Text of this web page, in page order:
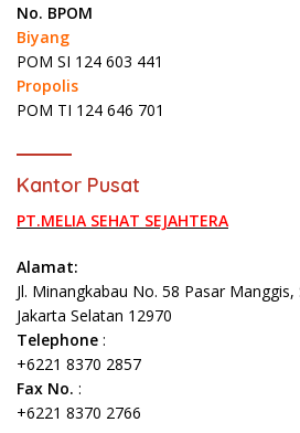
No. BPOM
Biyang
POM SI 124 603 441
Propolis
POM TI 124 646 701
Kantor Pusat
PT.MELIA SEHAT SEJAHTERA
Alamat:
Jl. Minangkabau No. 58 Pasar Manggis,
Jakarta Selatan 12970
Telephone :
+6221 8370 2857
Fax No. :
+6221 8370 2766